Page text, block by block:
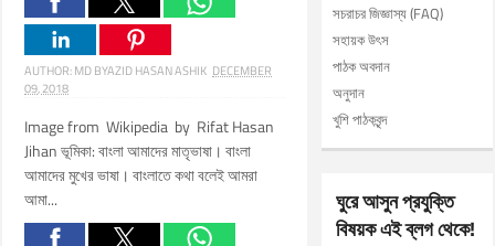
AUTHOR:MD BYAZID HASAN ASHIK DECEMBER
09, 2018
Image from Wikipedia by Rifat Hasan
Jihan ভূমিকা: বাংলা আমাদের মাতৃভাষা। বাংলা
আমাদের মুখের ভাষা। বাংলাতে কথা বলেই আমরা
আমা...
সচরাচর জিজ্ঞাস্য (FAQ)
সহায়ক উৎস
পাঠক অবদান
অনুদান
খুশি পাঠকবৃন্দ
ঘুরে আসুন প্রযুক্তি
বিষয়ক এই ব্লগ থেকে!